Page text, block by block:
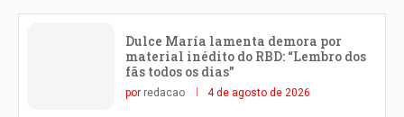
Dulce María lamenta demora por
material inédito do RBD: “Lembro dos
fãs todos os dias”
por redacao 4 de agosto de 2026